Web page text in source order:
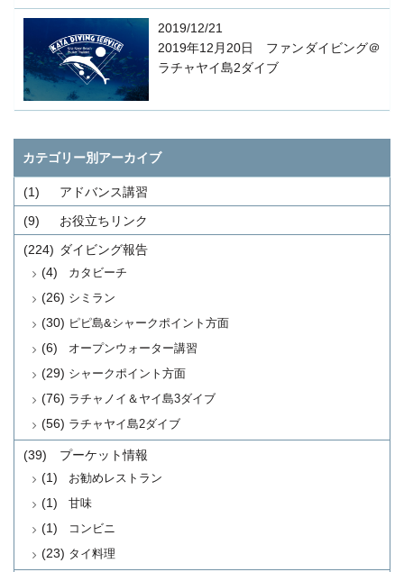
2019/12/21
2019年12月20日 ファンダイビング＠
ラチャヤイ島2ダイブ
カテゴリー別アーカイブ
アドバンス講習
(1)
お役立ちリンク
(9)
ダイビング報告
(224)
カタビーチ
(4)
シミラン
(26)
ピピ島&シャークポイント方面
(30)
オープンウォーター講習
(6)
シャークポイント方面
(29)
ラチャノイ＆ヤイ島3ダイブ
(76)
ラチャヤイ島2ダイブ
(56)
プーケット情報
(39)
お勧めレストラン
(1)
甘味
(1)
コンビニ
(1)
タイ料理
(23)